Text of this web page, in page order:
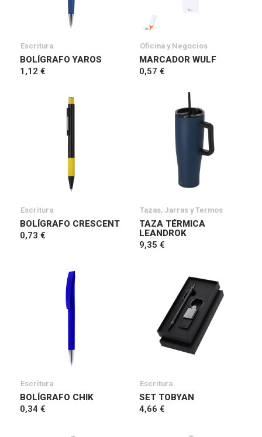
Escritura
BOLÍGRAFO YAROS
1,12 €
Oficina y Negocios
MARCADOR WULF
0,57 €
Escritura
BOLÍGRAFO CRESCENT
0,73 €
Tazas, Jarras y Termos
TAZA TÉRMICA
LEANDROK
9,35 €
Escritura
BOLÍGRAFO CHIK
0,34 €
Escritura
SET TOBYAN
4,66 €